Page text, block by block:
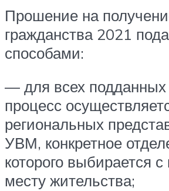
Прошение на
гражданства 2021
способами:
— для всех подданных
процесс
региональных
УВМ, конкретное
которого выбирается с
месту жительства;